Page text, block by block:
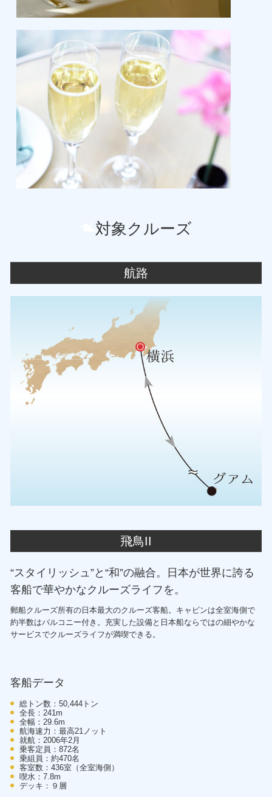
対象クルーズ
航路
飛鳥II
“スタイリッシュ”と“和”の融合。日本が世界に誇る
客船で華やかなクルーズライフを。
郵船クルーズ所有の日本最大のクルーズ客船。キャビンは全室海側で
約半数はバルコニー付き。充実した設備と日本船ならではの細やかな
サービスでクルーズライフが満喫できる。
客船データ
総トン数：50,444トン
全長：241m
全幅：29.6m
航海速力：最高21ノット
就航：2006年2月
乗客定員：872名
乗組員：約470名
客室数：436室（全室海側）
喫水：7.8m
デッキ：９層